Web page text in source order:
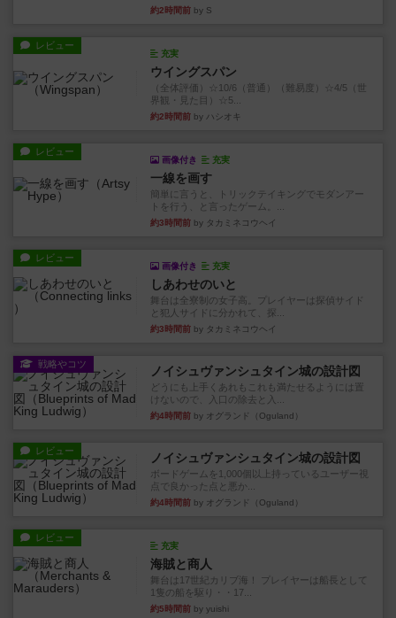
約2時間前 by S
レビュー
充実
ウイングスパン
（全体評価）☆10/6（普通）（難易度）☆4/5（世
界観・見た目）☆5...
約2時間前 by ハシオキ
レビュー
画像付き 充実
一線を画す
簡単に言うと、トリックテイキングでモダンアー
トを行う、と言ったゲーム。...
約3時間前 by タカミネコウヘイ
レビュー
画像付き 充実
しあわせのいと
舞台は全寮制の女子高。プレイヤーは探偵サイド
と犯人サイドに分かれて、探...
約3時間前 by タカミネコウヘイ
戦略やコツ ノイシュヴァンシュタイン城の設計図
どうにも上手くあれもこれも満たせるようには置
けないので、入口の除去と入...
約4時間前 by オグランド（Oguland）
レビュー ノイシュヴァンシュタイン城の設計図
ボードゲームを1,000個以上持っているユーザー視
点で良かった点と悪か...
約4時間前 by オグランド（Oguland）
レビュー
充実
海賊と商人
舞台は17世紀カリブ海！ プレイヤーは船長として
1隻の船を駆り・・17...
約5時間前 by yuishi